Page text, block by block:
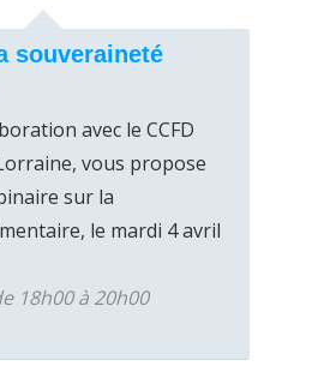
souveraineté
avec le CCFD
vous propose
sur la
le mardi 4 avril
18h00 à 20h00